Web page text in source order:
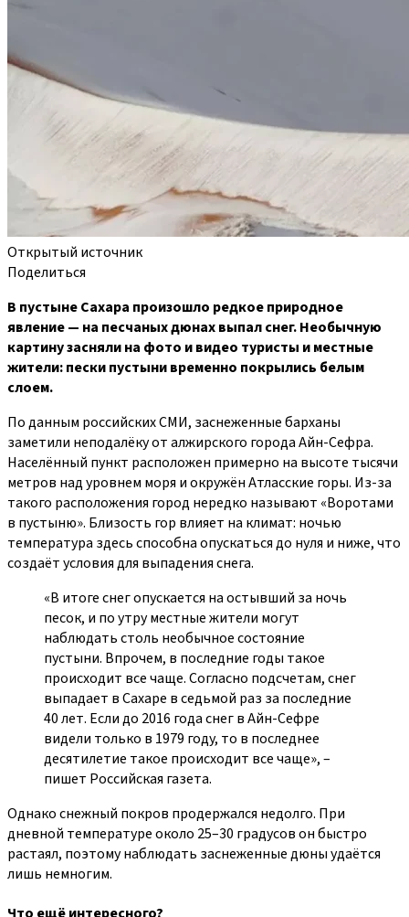
Открытый источник
Поделиться
В пустыне Сахара произошло редкое природное
явление — на песчаных дюнах выпал снег. Необычную
картину засняли на фото и видео туристы и местные
жители: пески пустыни временно покрылись белым
слоем.
По данным российских СМИ, заснеженные барханы
заметили неподалёку от алжирского города Айн-Сефра.
Населённый пункт расположен примерно на высоте тысячи
метров над уровнем моря и окружён Атласские горы. Из-за
такого расположения город нередко называют «Воротами
в пустыню». Близость гор влияет на климат: ночью
температура здесь способна опускаться до нуля и ниже, что
создаёт условия для выпадения снега.
«В итоге снег опускается на остывший за ночь
песок, и по утру местные жители могут
наблюдать столь необычное состояние
пустыни. Впрочем, в последние годы такое
происходит все чаще. Согласно подсчетам, снег
выпадает в Сахаре в седьмой раз за последние
40 лет. Если до 2016 года снег в Айн-Сефре
видели только в 1979 году, то в последнее
десятилетие такое происходит все чаще», –
пишет Российская газета.
Однако снежный покров продержался недолго. При
дневной температуре около 25–30 градусов он быстро
растаял, поэтому наблюдать заснеженные дюны удаётся
лишь немногим.